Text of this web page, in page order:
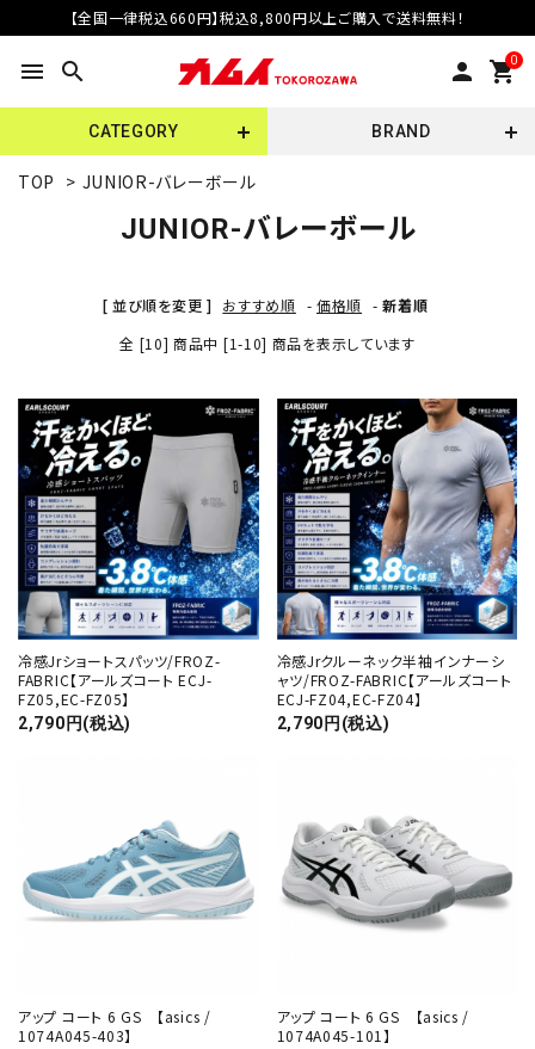
【全国一律税込660円】税込8,800円以上ご購入で送料無料！
menu search person 0
shopping_cart
CATEGORY BRAND
TOP > JUNIOR-バレーボール
JUNIOR-バレーボール
[ 並び順を変更 ] おすすめ順 - 価格順 -新着順
全 [10] 商品中 [1-10] 商品を表示しています
冷感Jrショートスパッツ/FROZ-
FABRIC【アールズコート ECJ-
FZ05,EC-FZ05】
2,790円(税込)
冷感Jrクルーネック半袖インナーシ
ャツ/FROZ-FABRIC【アールズコート
ECJ-FZ04,EC-FZ04】
2,790円(税込)
アップ コート 6 GS 【asics /
1074A045-403】
アップ コート 6 GS 【asics /
1074A045-101】